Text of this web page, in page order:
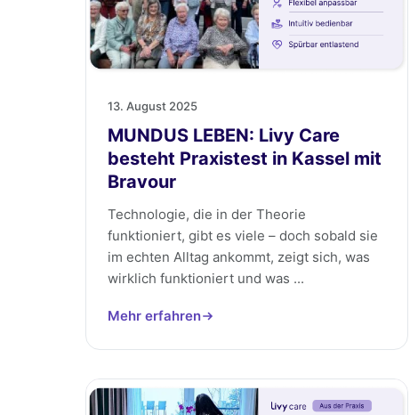
13. August 2025
MUNDUS LEBEN: Livy Care
besteht Praxistest in Kassel mit
Bravour
Technologie, die in der Theorie
funktioniert, gibt es viele – doch sobald sie
im echten Alltag ankommt, zeigt sich, was
wirklich funktioniert und was ...
Mehr erfahren